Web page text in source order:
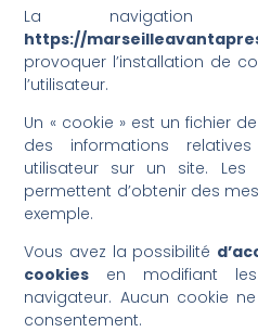
La
https://
provoquer l’installation de
l’utilisateur.
Un « cookie » est un fichier
des informations
utilisateur sur un site. Les
permettent d’obtenir des
exemple.
Vous avez la possibilité
cookies en modifiant
navigateur. Aucun cookie
consentement.